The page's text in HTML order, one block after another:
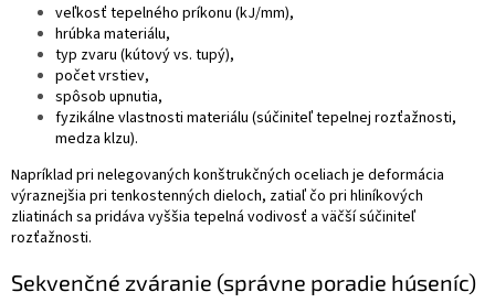
veľkosť tepelného príkonu (kJ/mm),
hrúbka materiálu,
typ zvaru (kútový vs. tupý),
počet vrstiev,
spôsob upnutia,
fyzikálne vlastnosti materiálu (súčiniteľ tepelnej rozťažnosti,
medza klzu).
Napríklad pri nelegovaných konštrukčných oceliach je deformácia
výraznejšia pri tenkostenných dieloch, zatiaľ čo pri hliníkových
zliatinách sa pridáva vyššia tepelná vodivosť a väčší súčiniteľ
rozťažnosti.
Sekvenčné zváranie (správne poradie húseníc)